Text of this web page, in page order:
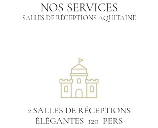
NOS SERVICES
SALLES DE RÉCEPTIONS AQUITAINE
2 SALLES DE RÉCEPTIONS
ÉLÉGANTES 120 PERS